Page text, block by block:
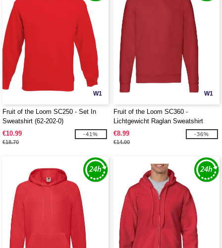
W1
Fruit of the Loom SC250 - Set In
Sweatshirt (62-202-0)
€10.99
€18.70
-41%
W1
Fruit of the Loom SC360 -
Lichtgewicht Raglan Sweatshirt
€8.99
€14.00
-36%